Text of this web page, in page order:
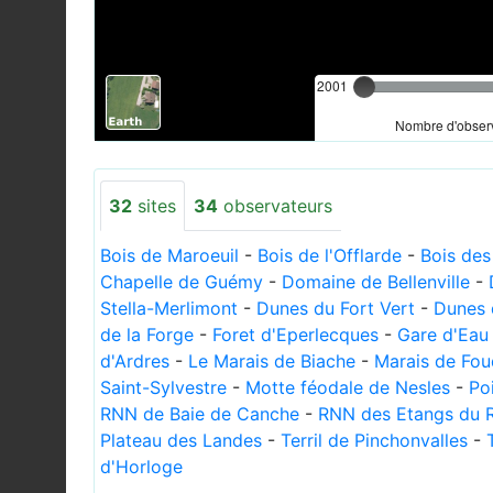
2001
Nombre
32 sites 34 observateurs
Bois de Maroeuil - Bois de l'Offlarde - Bois
Chapelle de Guémy - Domaine de Bellenville -
Stella-Merlimont - Dunes du Fort Vert -
de la Forge - Foret d'Eperlecques - Gare d'Eau
d'Ardres - Le Marais de Biache - Marais de
Saint-Sylvestre - Motte féodale de Nesles -
RNN de Baie de Canche - RNN des Etangs du
Plateau des Landes - Terril de Pinchonvalles -
d'Horloge